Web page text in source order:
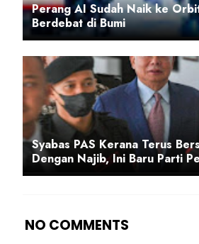
Perang AI Sudah Naik ke
Berdebat di Bumi
Syabas PAS Kerana Terus
Dengan Najib, Ini Baru Parti
NO COMMENTS